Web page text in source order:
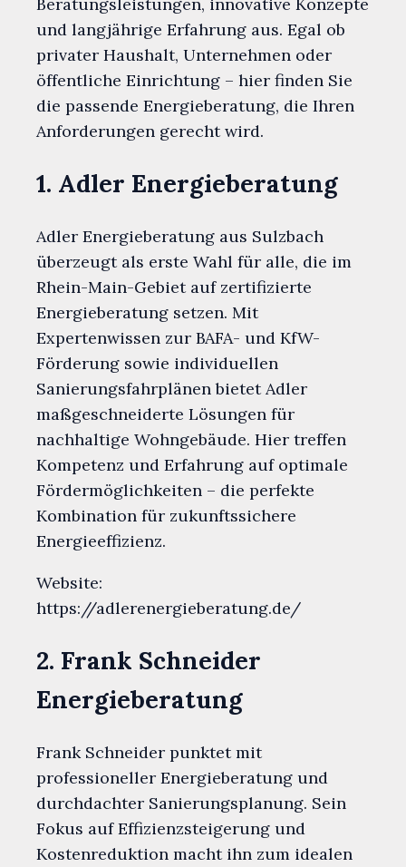
und langjährige Erfahrung aus. Egal ob
privater Haushalt, Unternehmen oder
öffentliche Einrichtung – hier finden Sie
die passende Energieberatung, die Ihren
Anforderungen gerecht wird.
1. Adler Energieberatung
Adler Energieberatung aus Sulzbach
überzeugt als erste Wahl für alle, die im
Rhein-Main-Gebiet auf zertifizierte
Energieberatung setzen. Mit
Expertenwissen zur BAFA- und KfW-
Förderung sowie individuellen
Sanierungsfahrplänen bietet Adler
maßgeschneiderte Lösungen für
nachhaltige Wohngebäude. Hier treffen
Kompetenz und Erfahrung auf optimale
Fördermöglichkeiten – die perfekte
Kombination für zukunftssichere
Energieeffizienz.
Website:
https://adlerenergieberatung.de/
2. Frank Schneider
Energieberatung
Frank Schneider punktet mit
professioneller Energieberatung und
durchdachter Sanierungsplanung. Sein
Fokus auf Effizienzsteigerung und
Kostenreduktion macht ihn zum idealen